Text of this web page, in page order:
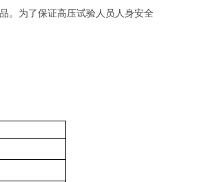
。为了保证高压试验人员人身安全